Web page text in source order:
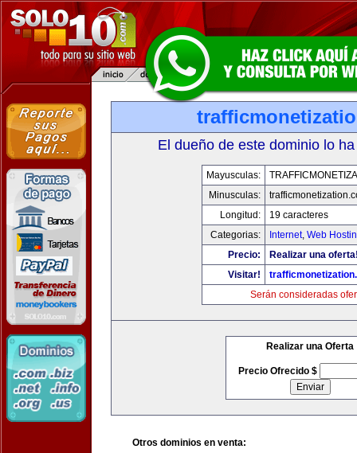
El dueño de este dominio lo
Mayusculas:
Minusculas:
Longitud:
19 caracteres
Categorias:
Internet, Web
Precio:
Realizar una
Visitar!
Serán consideradas
Realizar una Oferta
Precio Ofrecido $
Otros dominios en venta: